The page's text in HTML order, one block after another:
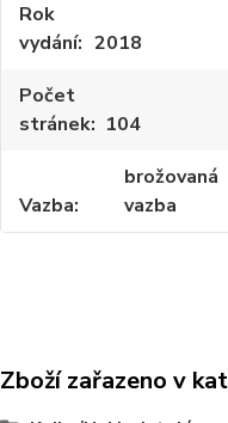
Rok
vydání
2018
Počet
stránek
104
Vazba
brožovaná
vazba
Zboží zařazeno v